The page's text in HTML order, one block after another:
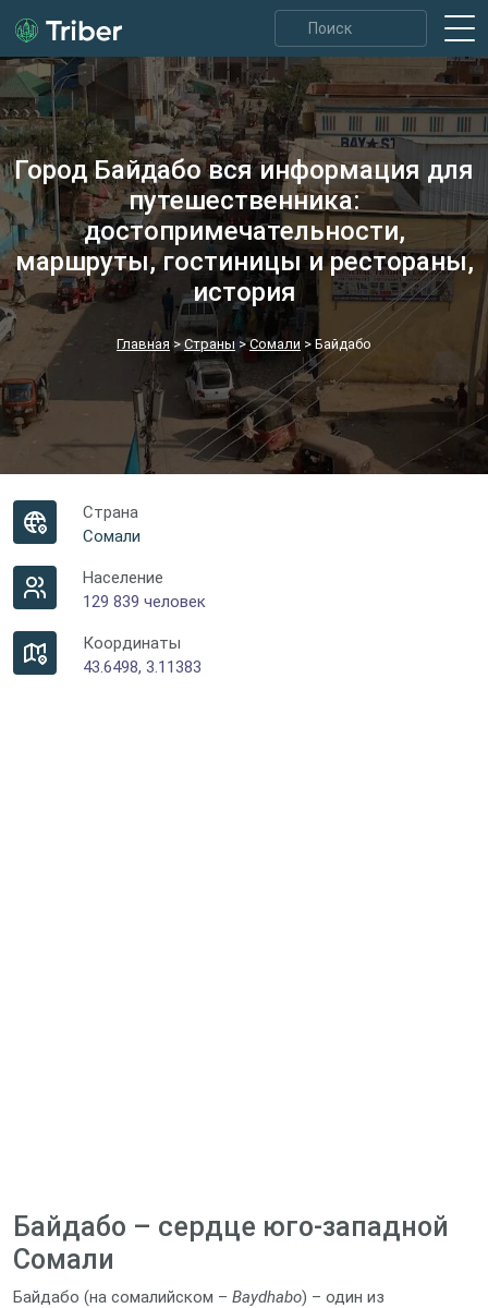
Город Байдабо вся информация для
путешественника:
достопримечательности,
маршруты, гостиницы и рестораны,
история
Главная >Страны >Сомали > Байдабо
Страна
Сомали
Население
129 839 человек
Координаты
43.6498, 3.11383
Байдабо – сердце юго‑западной
Сомали
Байдабо (на сомалийском – Baydhabo) – один из